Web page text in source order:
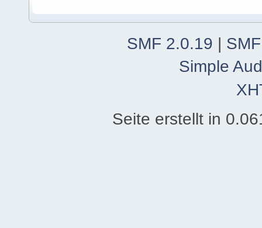
SMF 2.0.19 |
Simple
Seite erstellt in